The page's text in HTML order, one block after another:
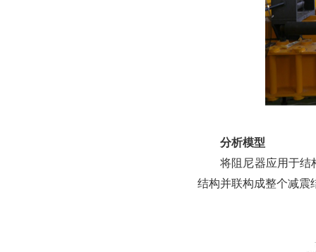
分析模型
将阻尼器应用于结
结构并联构成整个减震